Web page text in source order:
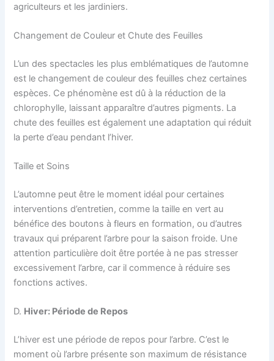
agriculteurs et les jardiniers.
Changement de Couleur et Chute des Feuilles
L’un des spectacles les plus emblématiques de l’automne
est le changement de couleur des feuilles chez certaines
espèces. Ce phénomène est dû à la réduction de la
chlorophylle, laissant apparaître d’autres pigments. La
chute des feuilles est également une adaptation qui réduit
la perte d’eau pendant l’hiver.
Taille et Soins
L’automne peut être le moment idéal pour certaines
interventions d’entretien, comme la taille en vert au
bénéfice des boutons à fleurs en formation, ou d’autres
travaux qui préparent l’arbre pour la saison froide. Une
attention particulière doit être portée à ne pas stresser
excessivement l’arbre, car il commence à réduire ses
fonctions actives.
D. Hiver: Période de Repos
L’hiver est une période de repos pour l’arbre. C’est le
moment où l’arbre présente son maximum de résistance